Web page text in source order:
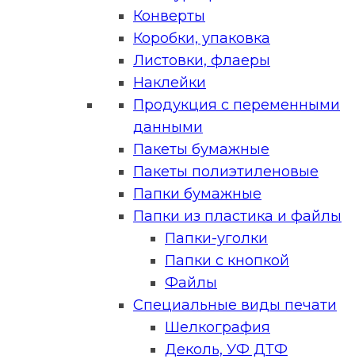
Конверты
Коробки, упаковка
Листовки, флаеры
Наклейки
Продукция с переменными
данными
Пакеты бумажные
Пакеты полиэтиленовые
Папки бумажные
Папки из пластика и файлы
Папки-уголки
Папки с кнопкой
Файлы
Специальные виды печати
Шелкография
Деколь, УФ ДТФ